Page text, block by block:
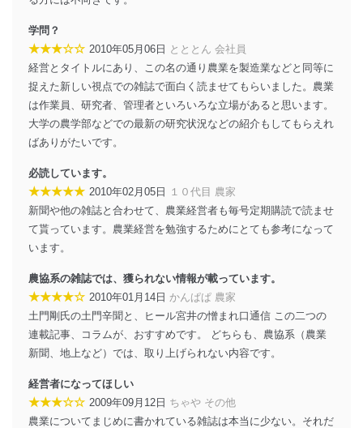
学問？
★★★☆☆ 2010年05月06日 とととん 会社員
経営とタイトルにあり、この名の通り農業を製造業などと同等に
捉えた新しい視点での雑誌で面白く読ませてもらいました。農業
は作業員、研究者、管理者といろいろな立場があると思います。
大学の農学部などでの最新の研究状況などの紹介もしてもらえれ
ばありがたいです。
必読しています。
★★★★★ 2010年02月05日 １０代目 農家
新聞や他の雑誌と合わせて、農業経営者も毎号定期購読で読ませ
て貰っています。農業経営を勉強するためにとても参考になって
います。
農協系の雑誌では、獲られない情報が載っています。
★★★★☆ 2010年01月14日 かんぱぱ 農家
土門剛氏の土門辛聞と、ヒール宮井の憎まれ口通信 この二つの
連載記事、コラムが、おすすめです。 どちらも、農協系（農業
新聞、地上など）では、取り上げられない内容です。
経営者になってほしい
★★★☆☆ 2009年09月12日 ちゃや その他
農業についてまじめに書かれている雑誌は本当に少ない。それだ